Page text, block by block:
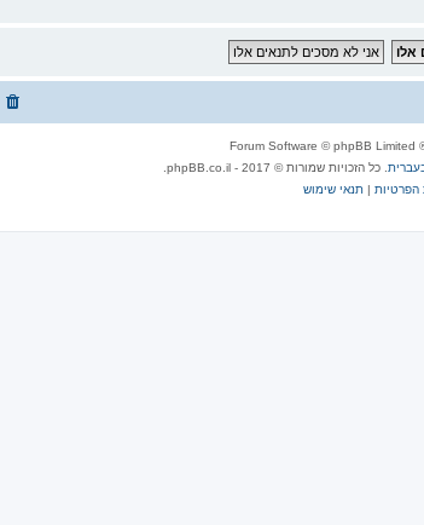
® Forum
. כל הזכויות שמורות © 2017 - phpBB.co.il.
הפרטיות | תנאי שימוש